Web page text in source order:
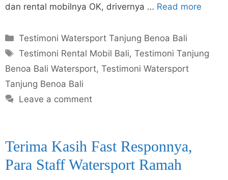
dan rental mobilnya OK, drivernya … Read more
Categories
Testimoni Watersport Tanjung Benoa Bali
Tags
Testimoni Rental Mobil Bali,Testimoni Tanjung
Benoa Bali Watersport, Testimoni Watersport
Tanjung Benoa Bali
Leave a comment
Terima Kasih Fast Responnya,
Para Staff Watersport Ramah